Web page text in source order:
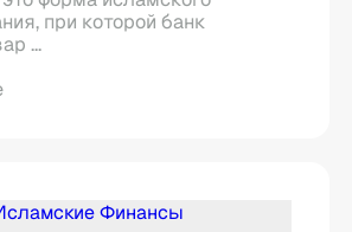
при которой банк
...